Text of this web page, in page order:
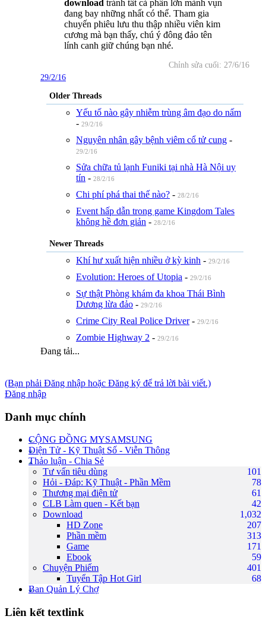
download tránh tất cả phần lớn mảnh vụn
đang bay những nhất có thể. Tham gia
chuyến phiêu lưu thu thập nhiều viên kim
cương mà bạn thấy, chú ý đông đảo tên
lính canh giữ chúng bạn nhé.
Chỉnh sửa cuối: 27/6/16
29/2/16
Older Threads
Yếu tố nào gây nhiễm trùng âm đạo do nấm
- 29/2/16
Nguyên nhân gây bệnh viêm cổ tử cung -
29/2/16
Sửa chữa tủ lạnh Funiki tại nhà Hà Nội uy
tín - 28/2/16
Chi phí phá thai thế nào? - 28/2/16
Event hấp dẫn trong game Kingdom Tales
không hề đơn giản - 28/2/16
Newer Threads
Khí hư xuất hiện nhiều ở kỳ kinh - 29/2/16
Evolution: Heroes of Utopia - 29/2/16
Sự thật Phòng khám đa khoa Thái Bình
Dương lừa đảo - 29/2/16
Crime City Real Police Driver- 29/2/16
Zombie Highway 2 - 29/2/16
Đang tải...
(Bạn phải Đăng nhập hoặc Đăng ký để trả lời bài viết.)
Đăng nhập
Danh mục chính
CỘNG ĐỒNG MYSAMSUNG
Điện Tử - Kỹ Thuật Số - Viễn Thông
Thảo luận - Chia Sẻ
Tư vấn tiêu dùng
101
Hỏi - Đáp: Kỹ Thuật - Phần Mềm
78
Thương mại điện tử
61
CLB Làm quen - Kết bạn
42
Download
1,032
HD Zone
207
Phần mềm
313
Game
171
Ebook
59
Chuyện Phiếm
401
Tuyển Tập Hot Girl
68
Ban Quản Lý Chợ
Liên kết textlink